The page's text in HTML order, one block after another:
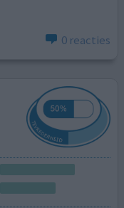
0 reacties